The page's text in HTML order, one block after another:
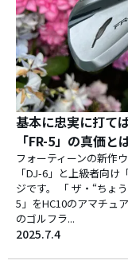
基本に忠実に打て
「FR-5」の真価と
フォーティーンの新作
「DJ-6」と上級者向
ジです。 「 ザ・“ちょ
5」をHC10のアマチュ
のゴルフラ...
2025.7.4